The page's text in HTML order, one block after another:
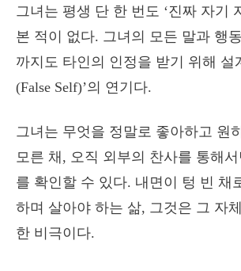
그녀는 평생 단 한 번도 ‘진짜 자기
본 적이 없다. 그녀의 모든 말과 행
까지도 타인의 인정을 받기 위해 설
(False Self)’의 연기다.
그녀는 무엇을 정말로 좋아하고 원
모른 채, 오직 외부의 찬사를 통해
를 확인할 수 있다. 내면이 텅 빈 채
하며 살아야 하는 삶, 그것은 그 자
한 비극이다.